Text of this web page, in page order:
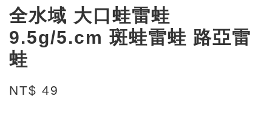
全水域 大口蛙雷蛙
9.5g/5.cm 斑蛙雷蛙 路亞雷
蛙
NT$ 49